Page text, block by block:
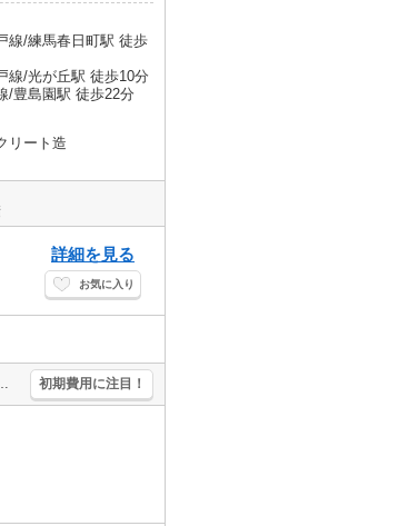
線/練馬春日町駅 徒歩
線/光が丘駅 徒歩10分
/豊島園駅 徒歩22分
リート造
詳細を見る
お気に入り
ンプルキーを採用。インターネット無料。スーパーへ2分(81m)。コンビニへ徒歩3分(214m)。 初期費用に注目！